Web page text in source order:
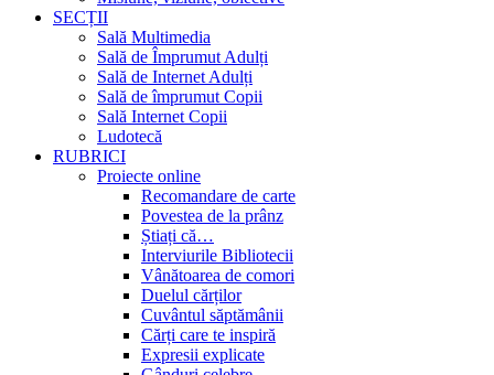
SECȚII
Sală Multimedia
Sală de Împrumut Adulți
Sală de Internet Adulți
Sală de împrumut Copii
Sală Internet Copii
Ludotecă
RUBRICI
Proiecte online
Recomandare de carte
Povestea de la prânz
Știați că…
Interviurile Bibliotecii
Vânătoarea de comori
Duelul cărților
Cuvântul săptămânii
Cărți care te inspiră
Expresii explicate